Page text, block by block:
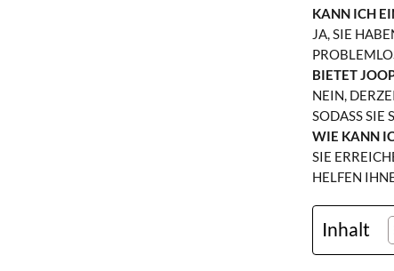
KANN ICH
JA, SIE
BIETET
NEIN,
ASS SIE
WIE KANN
SIE
HELFEN
Inhalt